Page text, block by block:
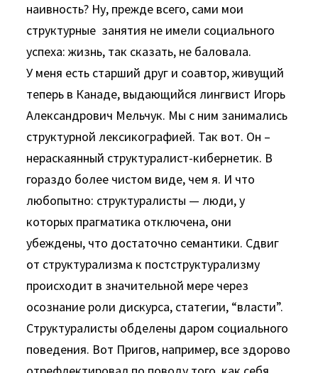
наивность? Ну, прежде всего, сами мои
структурные занятия не имели социального
успеха: жизнь, так сказать, не баловала.
У меня есть старший друг и соавтор, живущий
теперь в Канаде, выдающийся лингвист Игорь
Александрович Мельчук. Мы с ним занимались
структурной лексикографией. Так вот. Он –
нераскаянный структуралист-кибернетик. В
гораздо более чистом виде, чем я. И что
любопытно: структуралисты — люди, у
которых прагматика отключена, они
убеждены, что достаточно семантики. Сдвиг
от структурализма к постструктурализму
происходит в значительной мере через
осознание роли дискурса, статегии, “власти”.
Структуралисты обделены даром социального
поведения. Вот Пригов, например, все здорово